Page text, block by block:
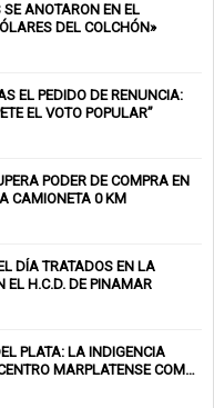
ANOTARON EN EL
DEL COLCHÓN»
EL PEDIDO DE RENUNCIA:
EL VOTO POPULAR”
PODER DE COMPRA EN
CAMIONETA 0 KM
DÍA TRATADOS EN LA
EL H.C.D. DE PINAMAR
PLATA: LA INDIGENCIA
MARPLATENSE COMO